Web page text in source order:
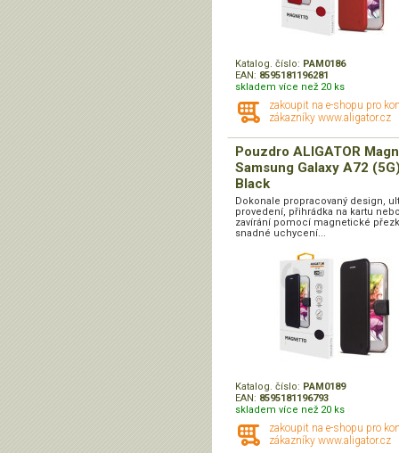
Katalog. číslo: PAM0186
EAN: 8595181196281
skladem více než 20 ks
zakoupit na e-shopu pro
zákazníky www.aligator.cz
Pouzdro ALIGATOR
Samsung Galaxy A72
Black
Dokonale propracovaný design,
provedení, přihrádka na kartu
zavírání pomocí magnetické
snadné uchycení...
Katalog. číslo: PAM0189
EAN: 8595181196793
skladem více než 20 ks
zakoupit na e-shopu pro
zákazníky www.aligator.cz